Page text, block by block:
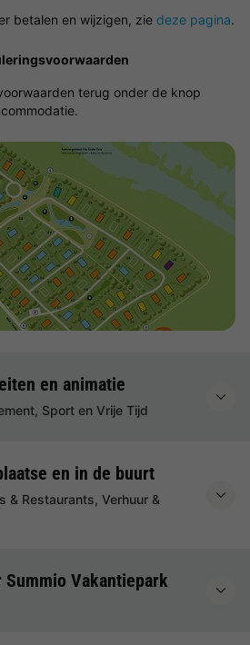
betalen en wijzigen, zie deze pagina.
terug onder de knop
Bekijk de kaart
en animatie
Sport en Vrije Tijd
en in de buurt
& Restaurants, Verhuur &
Vakantiepark